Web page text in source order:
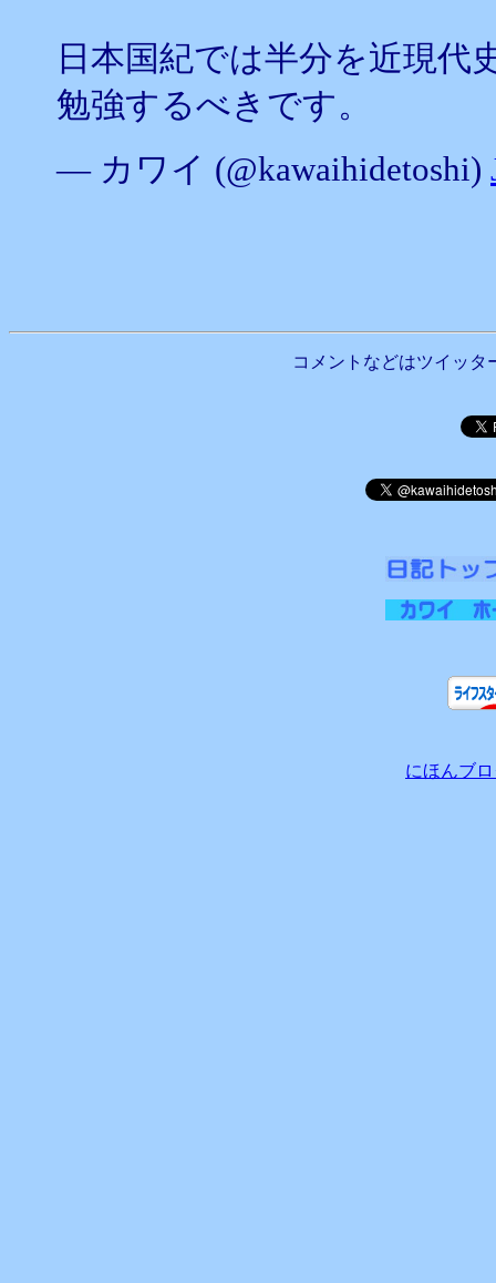
日本国紀では半分を近現代
勉強するべきです。
— カワイ (@kawaihidetoshi)
コメントなどはツイッタ
にほんブ